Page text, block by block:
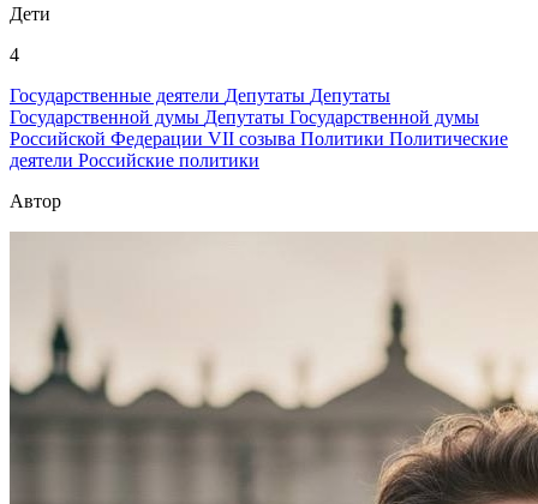
Дети
4
Государственные деятели Депутаты Депутаты
Государственной думы Депутаты Государственной думы
Российской Федерации VII созыва Политики Политические
деятели Российские политики
Автор